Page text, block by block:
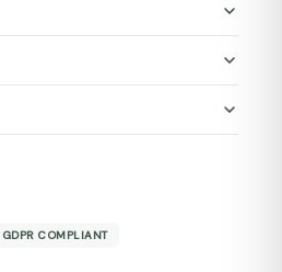
COMPLIANT